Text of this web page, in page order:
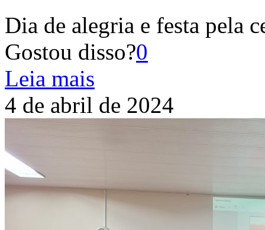
Dia de alegria e festa pela
Gostou disso?0
Leia mais
4 de abril de 2024